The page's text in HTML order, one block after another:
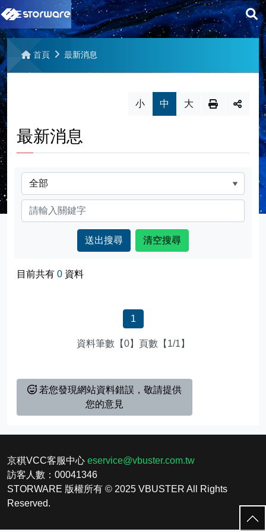
展
搜
回京稘官網
最新消息
企業導向功能
認識 Storware Backup & Recovery
聯絡我們
首頁 最新消息
小 中 大
最新消息
分類
關鍵字
目前共有 0 資料
1
資料筆數【0】頁數【1/1】
若您發現網站資料錯誤，敬請提供
您的意見
京稘VCC客服中心 eservice@vbuster.com.tw
訪客人數： 00041346
STORWARE 版權所有 © 2025 VBUSTER All Rights
Reserved.
頂